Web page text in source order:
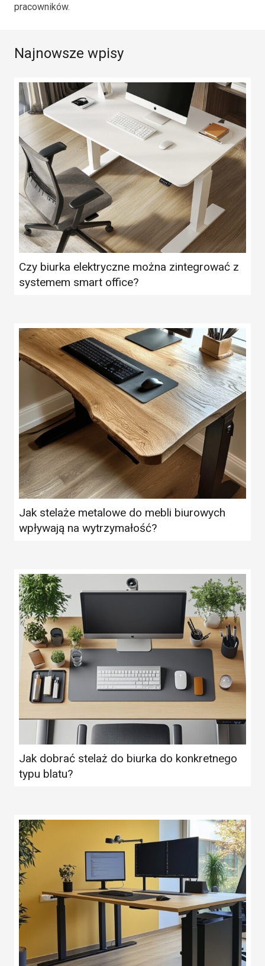
pracowników.
Najnowsze wpisy
Czy biurka elektryczne można zintegrować z
systemem smart office?
Jak stelaże metalowe do mebli biurowych
wpływają na wytrzymałość?
Jak dobrać stelaż do biurka do konkretnego
typu blatu?